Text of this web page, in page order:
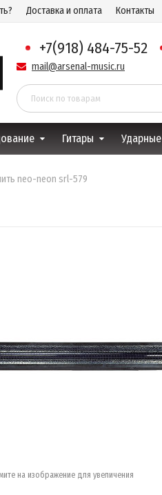
Доставка и оплата Контакты
+7(918) 484-75-52
mail@arsenal-music.ru
Гитары Ударные
neo-neon srl-579
на изображение для увеличения